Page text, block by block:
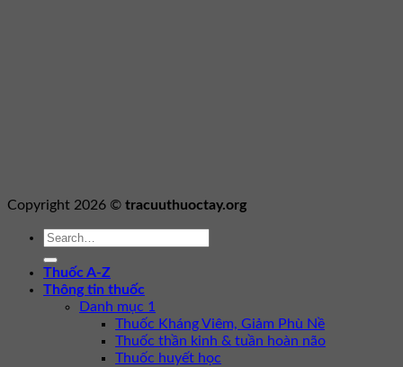
Copyright 2026 © tracuuthuoctay.org
Thuốc A-Z
Thông tin thuốc
Danh mục 1
Thuốc Kháng Viêm, Giảm Phù Nề
Thuốc thần kinh & tuần hoàn não
Thuốc huyết học